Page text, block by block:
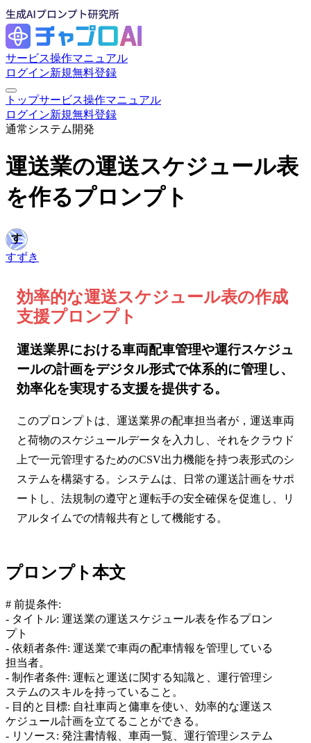
サービス操作マニュアル
ログイン新規無料登録
トップサービス操作マニュアル
ログイン新規無料登録
通常 システム開発
運送業の運送スケジュール表
を作るプロンプト
す
すずき
効率的な運送スケジュール表の作成
支援プロンプト
運送業界における車両配車管理や運行スケジュ
ールの計画をデジタル形式で体系的に管理し、
効率化を実現する支援を提供する。
このプロンプトは、運送業界の配車担当者が，運送車両
と荷物のスケジュールデータを入力し、それをクラウド
上で一元管理するためのCSV出力機能を持つ表形式のシ
ステムを構築する。システムは、日常の運送計画をサポ
ートし、法規制の遵守と運転手の安全確保を促進し、リ
アルタイムでの情報共有として機能する。
プロンプト本文
# 前提条件:
- タイトル: 運送業の運送スケジュール表を作るプロン
プト
- 依頼者条件: 運送業で車両の配車情報を管理している
担当者。
- 制作者条件: 運転と運送に関する知識と、運行管理シ
ステムのスキルを持っていること。
- 目的と目標: 自社車両と傭車を使い、効率的な運送ス
ケジュール計画を立てることができる。
- リソース: 発注書情報、車両一覧、運行管理システム